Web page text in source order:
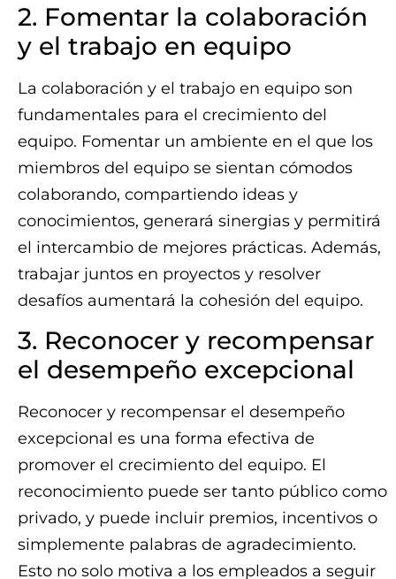
2. Fomentar la colaboración
y el trabajo en equipo
La colaboración y el trabajo en equipo son
fundamentales para el crecimiento del
equipo. Fomentar un ambiente en el que los
miembros del equipo se sientan cómodos
colaborando, compartiendo ideas y
conocimientos, generará sinergias y permitirá
el intercambio de mejores prácticas. Además,
trabajar juntos en proyectos y resolver
desafíos aumentará la cohesión del equipo.
3. Reconocer y recompensar
el desempeño excepcional
Reconocer y recompensar el desempeño
excepcional es una forma efectiva de
promover el crecimiento del equipo. El
reconocimiento puede ser tanto público como
privado, y puede incluir premios, incentivos o
simplemente palabras de agradecimiento.
Esto no solo motiva a los empleados a seguir